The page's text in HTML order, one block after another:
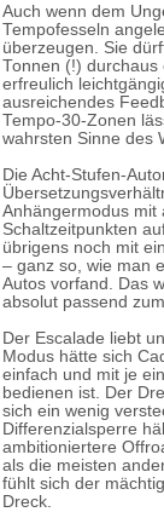
Auch wenn dem
Tempofesseln
überzeugen. Sie
Tonnen (!) durchaus
erfreulich
ausreichendes
Tempo-30-Zonen
wahrsten Sinne des
Die Acht-Stufen-
Anhängermodus mit
Schaltzeitpunkten
übrigens noch mit
– ganz so, wie man
Autos vorfand. Das
absolut passend
Der Escalade liebt
Modus hätte sich
einfach und mit je
bedienen ist. Der
sich ein wenig
Differenzialsperre
ambitioniertere
als die meisten
fühlt sich der
Dreck.